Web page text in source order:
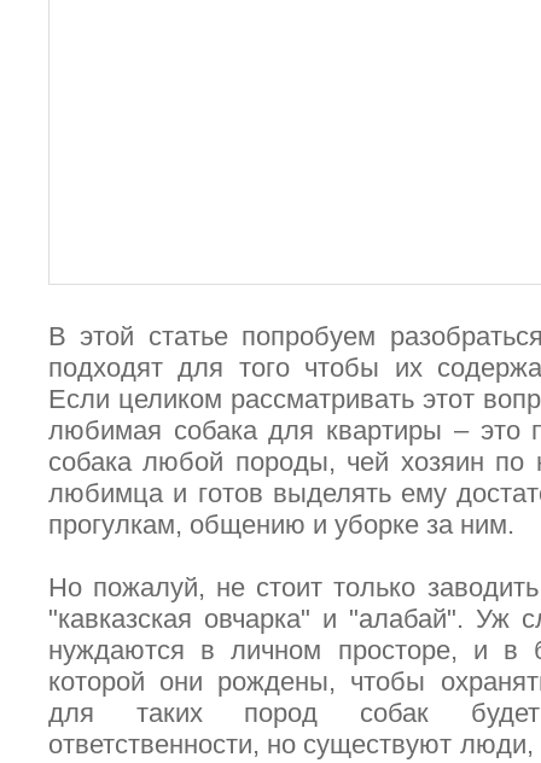
В этой статье попробуем
подходят для того чтобы их
Если целиком рассматривать этот
любимая собака для квартиры – это
собака любой породы, чей хозяин по
любимца и готов выделять ему
прогулкам, общению и уборке за ним.
Но пожалуй, не стоит только
"кавказская овчарка" и "алабай". Уж
нуждаются в личном просторе, и в
которой они рождены, чтобы
для таких пород собак будет
ответственности, но существуют